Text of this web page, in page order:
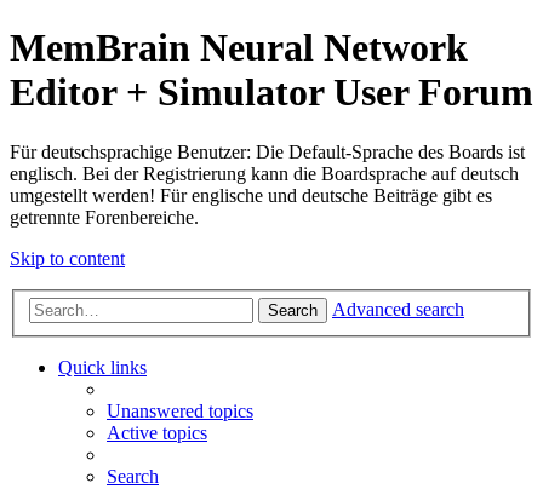
MemBrain Neural Network
Editor + Simulator User Forum
Für deutschsprachige Benutzer: Die Default-Sprache des Boards ist
englisch. Bei der Registrierung kann die Boardsprache auf deutsch
umgestellt werden! Für englische und deutsche Beiträge gibt es
getrennte Forenbereiche.
Skip to content
Search Advanced search
Quick links
Unanswered topics
Active topics
Search